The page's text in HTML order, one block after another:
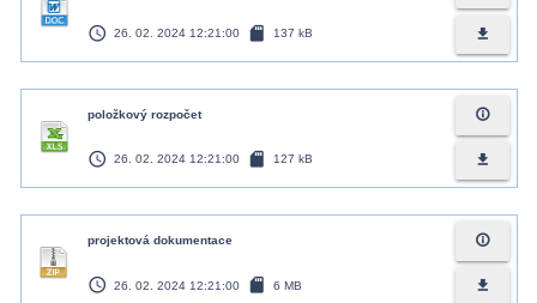
access_time 26. 02. 2024 12:21:00 sd_card 137 kB file_download
položkový rozpočet
access_time 26. 02. 2024 12:21:00 sd_card 127 kB
info_outline
file_download
projektová dokumentace
access_time 26. 02. 2024 12:21:00 sd_card 6 MB
info_outline
file_download